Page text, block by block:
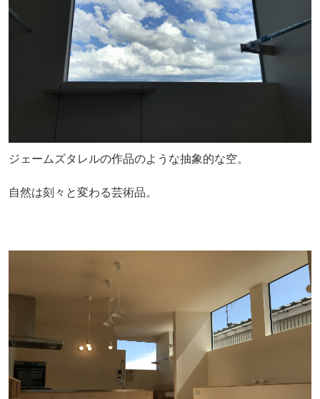
ジェームズタレルの作品のような抽象的な空。
自然は刻々と変わる芸術品。